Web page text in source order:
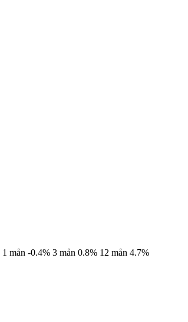
1 mån -0.4% 3 mån 0.8% 12 mån 4.7%